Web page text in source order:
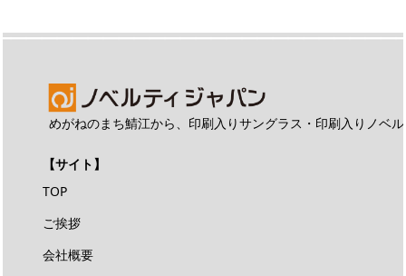
めがねのまち鯖江から、印刷入りサングラス・印刷入りノベ
【サイト】
TOP
ご挨拶
会社概要